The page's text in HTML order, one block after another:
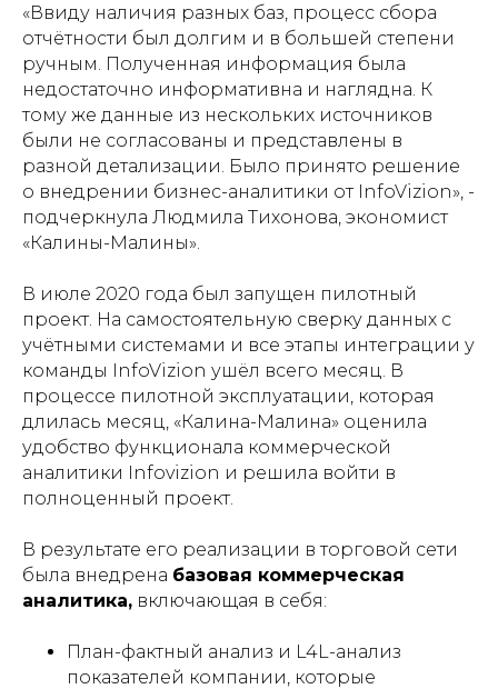
«Ввиду наличия разных баз, процесс сбора
отчётности был долгим и в большей степени
ручным. Полученная информация была
недостаточно информативна и наглядна. К
тому же данные из нескольких источников
были не согласованы и представлены в
разной детализации. Было принято решение
о внедрении бизнес-аналитики от InfoVizion», -
подчеркнула Людмила Тихонова, экономист
«Калины-Малины».
В июле 2020 года был запущен пилотный
проект. На самостоятельную сверку данных с
учётными системами и все этапы интеграции у
команды InfoVizion ушёл всего месяц. В
процессе пилотной эксплуатации, которая
длилась месяц, «Калина-Малина» оценила
удобство функционала коммерческой
аналитики Infovizion и решила войти в
полноценный проект.
В результате его реализации в торговой сети
была внедрена базовая коммерческая
аналитика, включающая в себя:
План-фактный анализ и L4L-анализ
показателей компании, которые